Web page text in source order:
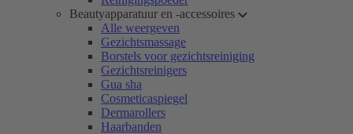
Beautyapparatuur en -accessoires
Alle weergeven
Gezichtsmassage
Borstels voor gezichtsreiniging
Gezichtsreinigers
Gua sha
Cosmeticaspiegel
Dermarollers
Haarbanden